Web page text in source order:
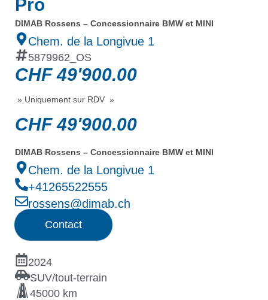
Pro
DIMAB Rossens – Concessionnaire BMW et MINI
Chem. de la Longivue 1
5879962_OS
CHF49'900.00
» Uniquement sur RDV »
CHF49'900.00
DIMAB Rossens – Concessionnaire BMW et MINI
Chem. de la Longivue 1
+41265522555
rossens@dimab.ch
Contact
2024
SUV/tout-terrain
45000 km